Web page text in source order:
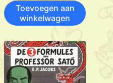
Toevoegen aan
winkelwagen